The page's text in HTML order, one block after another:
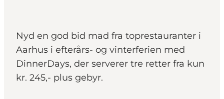
Planlæg ferien
Nyd en god bid mad fra toprestauranter i
Aarhus i efterårs- og vinterferien med
DinnerDays, der serverer tre retter fra kun
kr. 245,- plus gebyr.